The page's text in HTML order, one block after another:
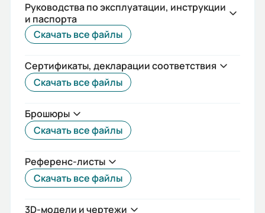
Стандарты:
МЭК 60947-2
Номинальное напряжение (кВ):
400, 690
5
выдерживаемое напряжение (кВ):
12
Срок службы, лет:
Руководства по эксплуатации, инструкции
и паспорта
Скачать все файлы
Сертификаты, декларации соответствия
Скачать все файлы
Брошюры
Скачать все файлы
Референс-листы
Скачать все файлы
3D-модели и чертежи